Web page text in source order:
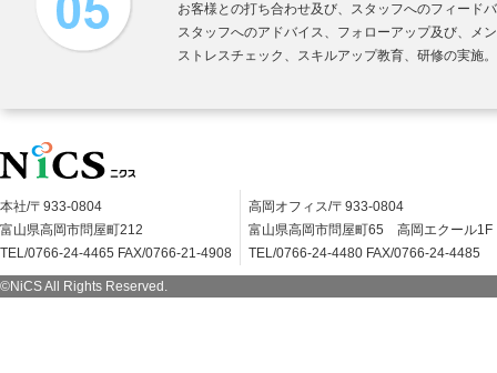
お客様との打ち合わせ及び、スタッフへのフィード
スタッフへのアドバイス、フォローアップ及び、メ
ストレスチェック、スキルアップ教育、研修の実施。
本社/〒933-0804
富山県高岡市問屋町212
TEL/0766-24-4465 FAX/0766-21-4908
高岡オフィス/〒933-0804
富山県高岡市問屋町65 高岡エクール1F
TEL/0766-24-4480 FAX/0766-24-4485
©NiCS All Rights Reserved.